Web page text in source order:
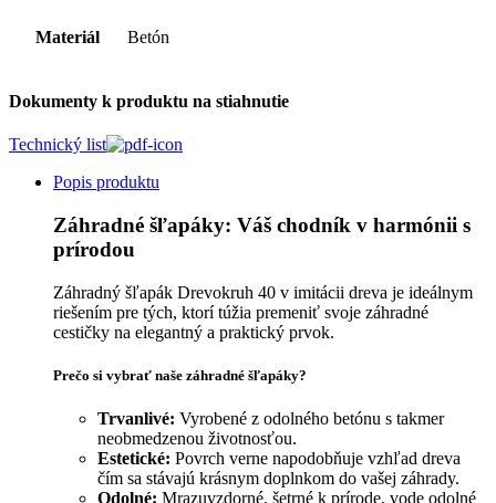
Materiál Betón
Dokumenty k produktu na stiahnutie
Technický list
Popis produktu
Záhradné šľapáky: Váš chodník v harmónii s
prírodou
Záhradný šľapák Drevokruh 40 v imitácii dreva je ideálnym
riešením pre tých, ktorí túžia premeniť svoje záhradné
cestičky na elegantný a praktický prvok.
Prečo si vybrať naše záhradné šľapáky?
Trvanlivé: Vyrobené z odolného betónu s takmer
neobmedzenou životnosťou.
Estetické: Povrch verne napodobňuje vzhľad dreva
čím sa stávajú krásnym doplnkom do vašej záhrady.
Odolné: Mrazuvzdorné, šetrné k prírode, vode odolné